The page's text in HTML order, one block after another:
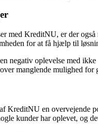
med KreditNU, er der
for at få hjælp til
negativ oplevelse med
manglende mulighed
KreditNU en
kunder har oplevet, og